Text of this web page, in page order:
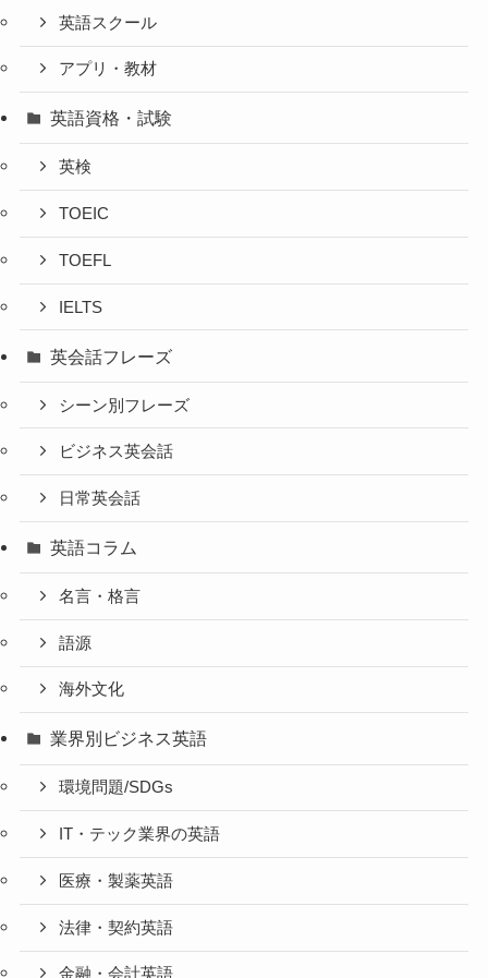
英語スクール
アプリ・教材
英語資格・試験
英検
TOEIC
TOEFL
IELTS
英会話フレーズ
シーン別フレーズ
ビジネス英会話
日常英会話
英語コラム
名言・格言
語源
海外文化
業界別ビジネス英語
環境問題/SDGs
IT・テック業界の英語
医療・製薬英語
法律・契約英語
金融・会計英語